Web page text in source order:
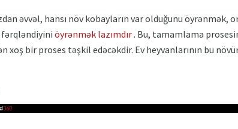
əvvəl, hansı növ kobayların var olduğunu öyrənmək,
öyrənmək lazımdır. Bu, tamamlama
xoş bir proses təşkil edəcəkdir. Ev heyvanlarının bu